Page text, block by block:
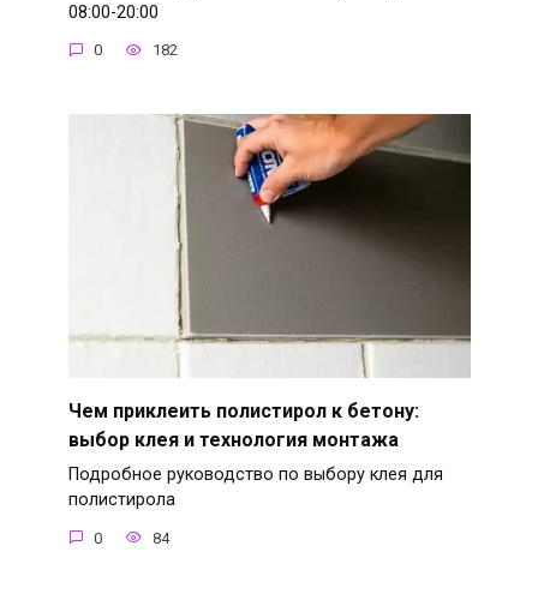
08:00-20:00
0 182
Чем приклеить полистирол к бетону:
выбор клея и технология монтажа
Подробное руководство по выбору клея для
полистирола
0 84